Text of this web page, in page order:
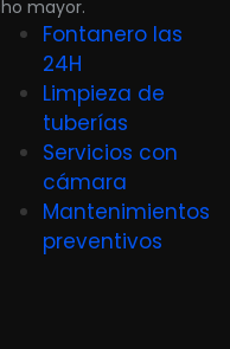
mayor.
Fontanero las
24H
Limpieza de
tuberías
Servicios con
cámara
Mantenimientos
preventivos